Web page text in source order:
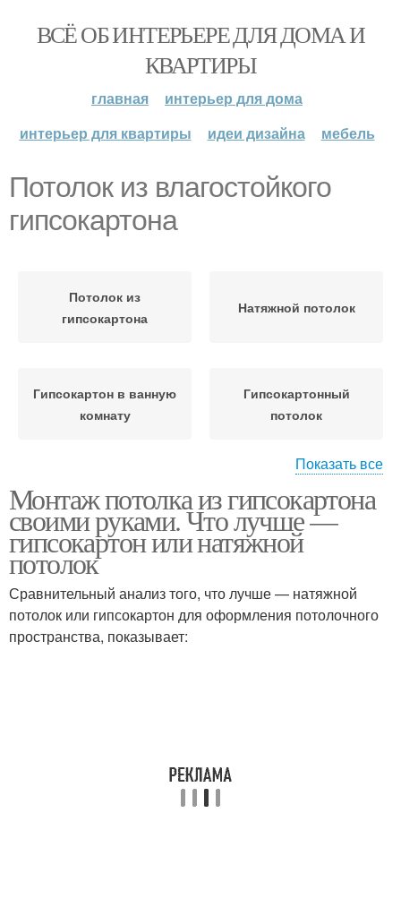
ВСЁ ОБ ИНТЕРЬЕРЕ ДЛЯ ДОМА И
КВАРТИРЫ
главная
интерьер для дома
интерьер для квартиры
идеи дизайна мебель
Потолок из влагостойкого
гипсокартона
Потолок из
гипсокартона
Натяжной потолок
Гипсокартон в ванную
комнату
Гипсокартонный
потолок
потолок
Показать все
Монтаж потолка из гипсокартона
своими руками. Что лучше —
гипсокартон или натяжной
потолок
Сравнительный анализ того, что лучше — натяжной
потолок или гипсокартон для оформления потолочного
пространства, показывает: